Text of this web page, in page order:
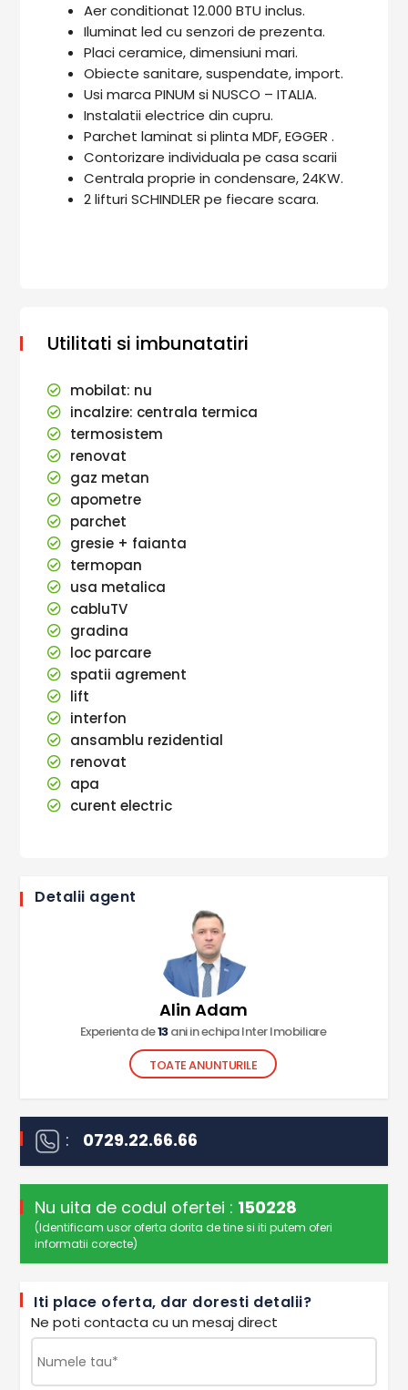
Aer conditionat 12.000 BTU inclus.
Iluminat led cu senzori de prezenta.
Placi ceramice, dimensiuni mari.
Obiecte sanitare, suspendate, import.
Usi marca PINUM si NUSCO – ITALIA.
Instalatii electrice din cupru.
Parchet laminat si plinta MDF, EGGER .
Contorizare individuala pe casa scarii
Centrala proprie in condensare, 24KW.
2 lifturi SCHINDLER pe fiecare scara.
Utilitati si imbunatatiri
mobilat: nu
incalzire: centrala termica
termosistem
renovat
gaz metan
apometre
parchet
gresie + faianta
termopan
usa metalica
cabluTV
gradina
loc parcare
spatii agrement
lift
interfon
ansamblu rezidential
renovat
apa
curent electric
Detalii agent
Alin Adam
Experienta de13ani in echipa Inter Imobiliare
TOATE ANUNTURILE
: 0729.22.66.66
Nu uita de codul ofertei : 150228
(Identificam usor oferta dorita de tine si iti putem oferi
informatii corecte)
Iti place oferta, dar doresti detalii?
Ne poti contacta cu un mesaj direct